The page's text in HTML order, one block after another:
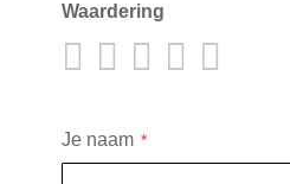
Waardering
1
star
2
stars
3
stars
4
stars
Je naam